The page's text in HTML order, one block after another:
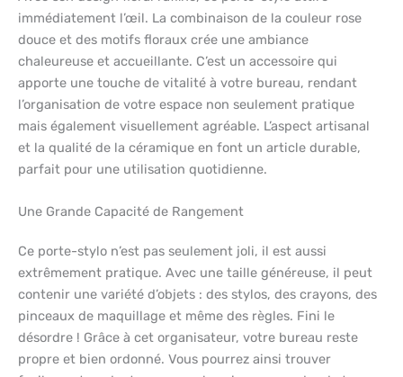
immédiatement l’œil. La combinaison de la couleur rose
douce et des motifs floraux crée une ambiance
chaleureuse et accueillante. C’est un accessoire qui
apporte une touche de vitalité à votre bureau, rendant
l’organisation de votre espace non seulement pratique
mais également visuellement agréable. L’aspect artisanal
et la qualité de la céramique en font un article durable,
parfait pour une utilisation quotidienne.
Une Grande Capacité de Rangement
Ce porte-stylo n’est pas seulement joli, il est aussi
extrêmement pratique. Avec une taille généreuse, il peut
contenir une variété d’objets : des stylos, des crayons, des
pinceaux de maquillage et même des règles. Fini le
désordre ! Grâce à cet organisateur, votre bureau reste
propre et bien ordonné. Vous pourrez ainsi trouver